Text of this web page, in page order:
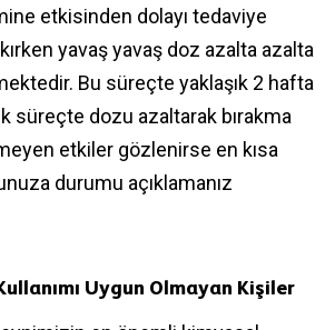
etkisinden dolayı tedaviye
yavaş yavaş doz azalta azalta
Bu süreçte yaklaşık 2 hafta
süreçte dozu azaltarak bırakma
etkiler gözlenirse en kısa
durumu açıklamanız
Uygun Olmayan Kişiler